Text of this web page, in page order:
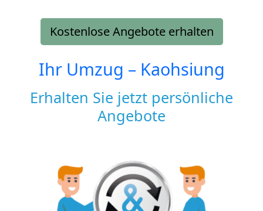
Kostenlose Angebote erhalten
Ihr Umzug – Kaohsiung
Erhalten Sie jetzt persönliche
Angebote